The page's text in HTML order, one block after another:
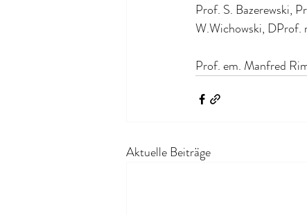
Prof. S. Bazerewski,
W.Wichowski, DProf.
Prof. em. Manfred
Aktuelle Beiträge